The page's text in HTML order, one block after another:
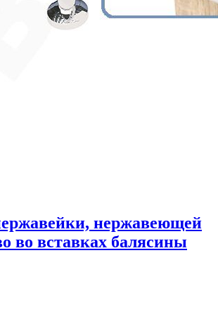
нержавеющей
во вставках балясины